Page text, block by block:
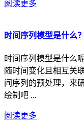
阅读更多
时间序列模型是什么
时间序列模型是什么
随时间变化且相互关
间序列的预处理，来
绘制吧 ...
阅读更多